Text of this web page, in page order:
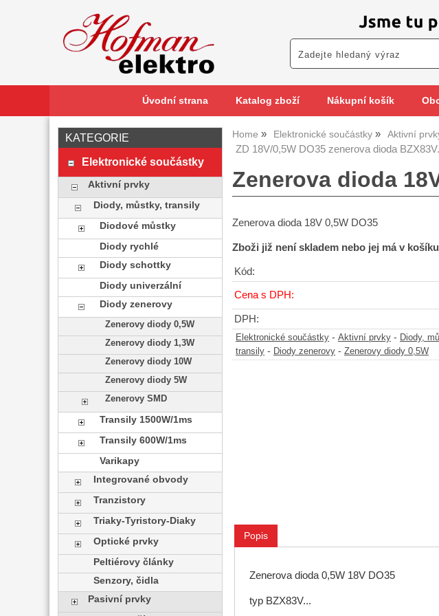
Úvodní strana Katalog zboží Nákupní košík
Home Elektronické součástky Aktivní
ZD 18V/0,5W DO35 zenerova dioda
Zenerova dioda
Zenerova dioda 18V 0,5W DO35
Zboži již není skladem nebo jej má v
Kód:
Cena s DPH:
DPH:
Elektronické součástky - Aktivní prvky - Diody,
transily - Diody zenerovy - Zenerovy diody 0,5W
Popis
Zenerova dioda 0,5W 18V DO35
typ BZX83V...
KATEGORIE
Elektronické součástky
Aktivní prvky
Diody, můstky, transily
Diodové můstky
Diody rychlé
Diody schottky
Diody univerzální
Diody zenerovy
Zenerovy diody 0,5W
Zenerovy diody 1,3W
Zenerovy diody 10W
Zenerovy diody 5W
Zenerovy SMD
Transily 1500W/1ms
Transily 600W/1ms
Varikapy
Integrované obvody
Tranzistory
Triaky-Tyristory-Diaky
Optické prvky
Peltiérovy články
Senzory, čidla
Pasivní prvky